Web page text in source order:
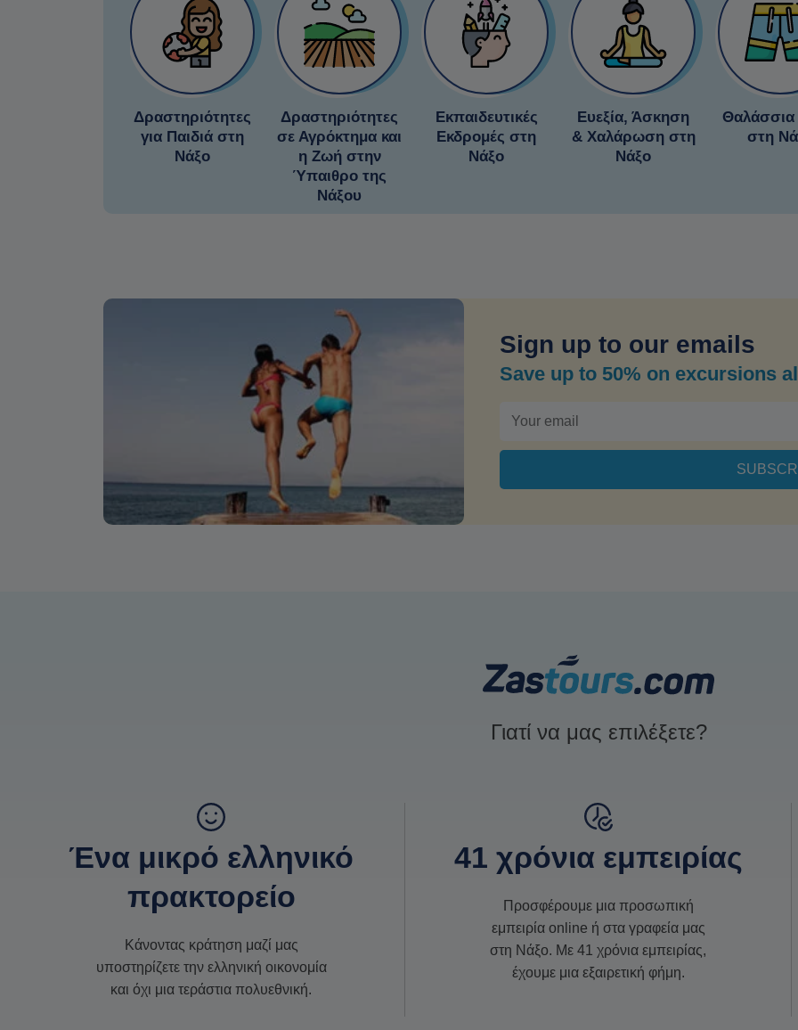
Δραστηριότητες
για Παιδιά στη
Νάξο
Δραστηριότητες
σε Αγρόκτημα και
η Ζωή στην
Ύπαιθρο της
Νάξου
Εκπαιδευτικές
Εκδρομές στη
Νάξο
Ευεξία, Άσκηση
& Χαλάρωση στη
Νάξο
στη
Sign up to our emails
Save up to 50% on excursions
Γιατί να μας επιλέξετε?
Ένα μικρό ελληνικό
πρακτορείο
Κάνοντας κράτηση μαζί μας
υποστηρίζετε την ελληνική οικονομία
και όχι μια τεράστια πολυεθνική.
41 χρόνια εμπειρίας
Προσφέρουμε μια προσωπική
εμπειρία online ή στα γραφεία μας
στη Νάξο. Με 41 χρόνια εμπειρίας,
έχουμε μια εξαιρετική φήμη.